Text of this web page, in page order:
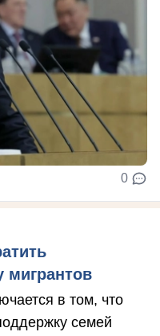
0
мигрантов
в том, что
семей